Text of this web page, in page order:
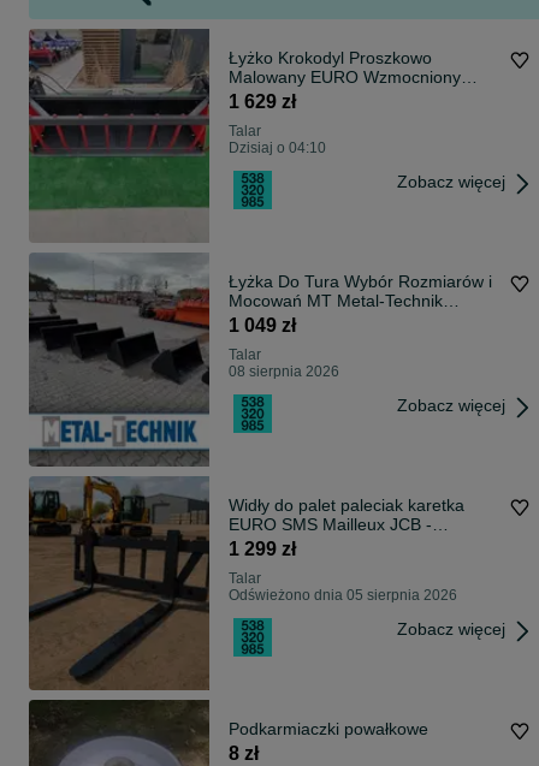
Łyżko Krokodyl Proszkowo
Malowany EURO Wzmocniony
Mocne Siłowniki
1 629 zł
Talar
Dzisiaj o 04:10
Zobacz więcej
Łyżka Do Tura Wybór Rozmiarów i
Mocowań MT Metal-Technik
HARDOX 500 * Malowanie
Dostawa cały kraj * Zadzwoń i
zamów
1 049 zł
Talar
08 sierpnia 2026
Zobacz więcej
Widły do palet paleciak karetka
EURO SMS Mailleux JCB -
DOSTAWA
1 299 zł
Talar
Odświeżono dnia 05 sierpnia 2026
Zobacz więcej
Podkarmiaczki powałkowe
8 zł